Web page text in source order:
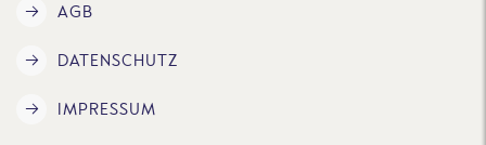
AGB
DATENSCHUTZ
IMPRESSUM